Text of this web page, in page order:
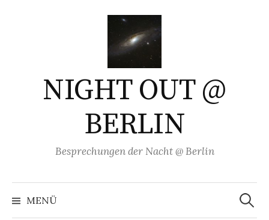
NIGHT OUT @
BERLIN
Besprechungen der Nacht @ Berlin
MENÜ
Suchen
nach: